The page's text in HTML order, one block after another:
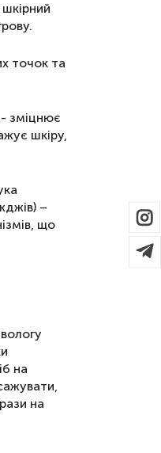
точок та
- зміцнює
шкіру,
–
що
на
на